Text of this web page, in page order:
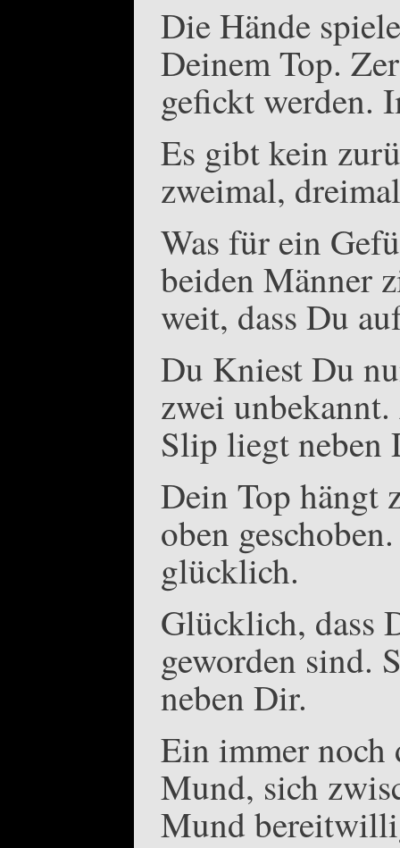
Die Hände
Deinem Top.
gefickt werden.
Es gibt kein
zweimal,
Was für ein
beiden Männer
weit, dass Du
Du Kniest Du
zwei
Slip liegt neben
Dein Top hängt
oben
glücklich.
Glücklich, dass
geworden sind.
neben Dir.
Ein immer noch
Mund, sich
Mund